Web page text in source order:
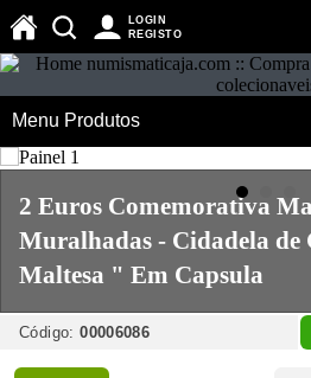
LOGIN
REGISTO
Menu Produtos
2 Euros Comemorativa
Muralhadas - Cidadela de
Maltesa " Em Capsula
Código:00006086